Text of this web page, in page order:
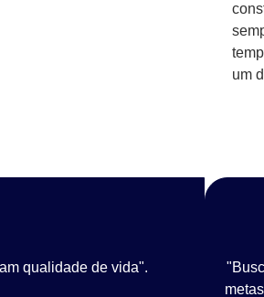
um
qualidade de vida".